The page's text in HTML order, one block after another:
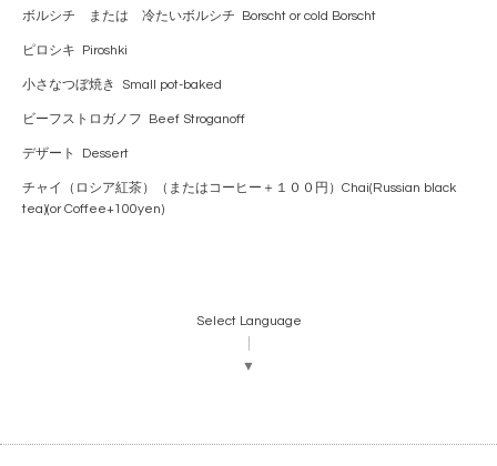
ボルシチ または 冷たいボルシチ Borscht or cold Borscht
ピロシキ Piroshki
小さなつぼ焼き Small pot-baked
ビーフストロガノフ Beef Stroganoff
デザート Dessert
チャイ（ロシア紅茶）（またはコーヒー＋１００円）Chai(Russian black
tea)(or Coffee+100yen)
Select Language
▼